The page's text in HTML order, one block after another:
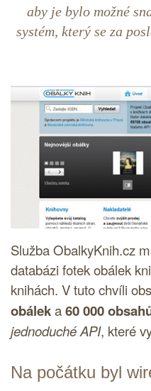
aby je bylo možné
systém, který se za
Služba ObalkyKnih.cz
databázi fotek obálek
knihách. V tuto chvíli
obáleka60 000
jednoduché API, které
Na počátku byl